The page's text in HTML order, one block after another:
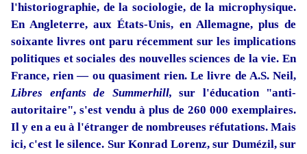
l'historiogra­phie, de la sociologie, de la microphysique.
En Angleterre, aux États-Unis, en Allemagne, plus de
soixante livres ont paru récemment sur les implications
politiques et sociales des nouvelles sciences de la vie. En
France, rien — ou quasiment rien. Le livre de A.S. Neil,
Libres enfants de Summerhill, sur l'éducation "anti-
autoritaire", s'est vendu à plus de 260 000 exemplaires.
Il y en a eu à l'étranger de nombreuses réfutations. Mais
ici, c'est le silence. Sur Konrad Lorenz, sur Dumézil, sur